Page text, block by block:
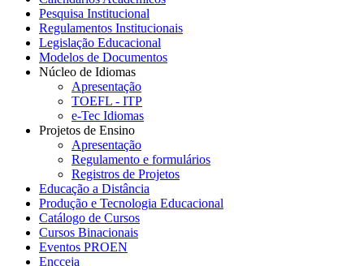
Pesquisa Institucional
Regulamentos Institucionais
Legislação Educacional
Modelos de Documentos
Núcleo de Idiomas
Apresentação
TOEFL - ITP
e-Tec Idiomas
Projetos de Ensino
Apresentação
Regulamento e formulários
Registros de Projetos
Educação a Distância
Produção e Tecnologia Educacional
Catálogo de Cursos
Cursos Binacionais
Eventos PROEN
Encceja